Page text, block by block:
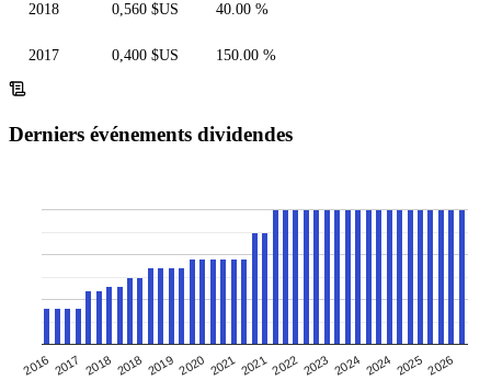
2018 0,560 $US 40.00 %
2017 0,400 $US 150.00 %
Derniers événements dividendes
2016 2017 2018 2018 2019 2020 2021 20212022 2023 2024 2024 2025 2026